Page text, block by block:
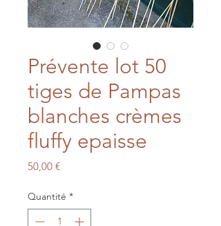
Prévente lot 50
tiges de Pampas
blanches crèmes
fluffy epaisse
50,00 €Prix
Quantité *